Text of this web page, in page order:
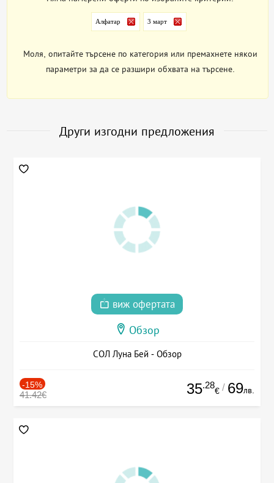
Алфатар 3 март
Моля, опитайте търсене по категория или премахнете някои
параметри за да се разшири обхвата на търсене.
Други изгодни предложения
виж офертата
Обзор
СОЛ Луна Бей - Обзор
-15%
41.42€ 35.28
€ / 69лв.